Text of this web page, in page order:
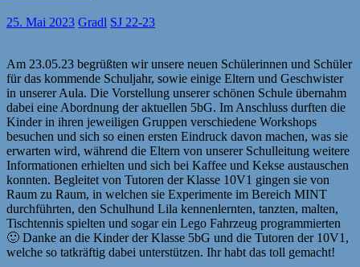
25. Mai 2023 Gradl SJ 22-23
Am 23.05.23 begrüßten wir unsere neuen Schülerinnen und Schüler
für das kommende Schuljahr, sowie einige Eltern und Geschwister
in unserer Aula. Die Vorstellung unserer schönen Schule übernahm
dabei eine Abordnung der aktuellen 5bG. Im Anschluss durften die
Kinder in ihren jeweiligen Gruppen verschiedene Workshops
besuchen und sich so einen ersten Eindruck davon machen, was sie
erwarten wird, während die Eltern von unserer Schulleitung weitere
Informationen erhielten und sich bei Kaffee und Kekse austauschen
konnten. Begleitet von Tutoren der Klasse 10V1 gingen sie von
Raum zu Raum, in welchen sie Experimente im Bereich MINT
durchführten, den Schulhund Lila kennenlernten, tanzten, malten,
Tischtennis spielten und sogar ein Lego Fahrzeug programmierten
🙂 Danke an die Kinder der Klasse 5bG und die Tutoren der 10V1,
welche so tatkräftig dabei unterstützen. Ihr habt das toll gemacht!